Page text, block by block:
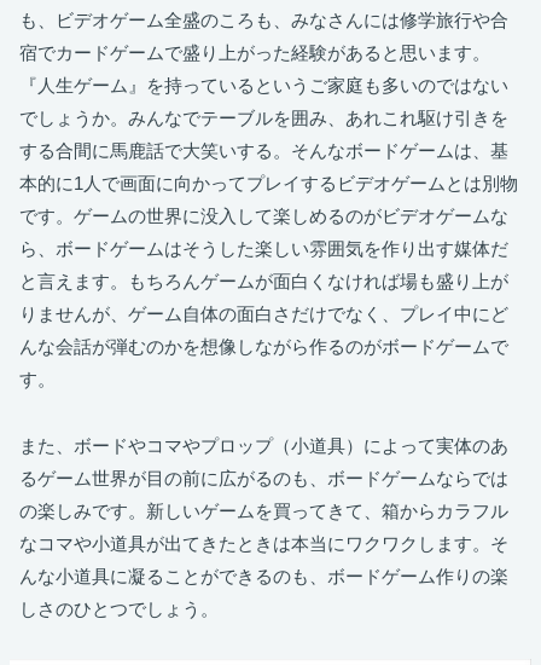
も、ビデオゲーム全盛のころも、みなさんには修学旅行や合
宿でカードゲームで盛り上がった経験があると思います。
『人生ゲーム』を持っているというご家庭も多いのではない
でしょうか。みんなでテーブルを囲み、あれこれ駆け引きを
する合間に馬鹿話で大笑いする。そんなボードゲームは、基
本的に1人で画面に向かってプレイするビデオゲームとは別物
です。ゲームの世界に没入して楽しめるのがビデオゲームな
ら、ボードゲームはそうした楽しい雰囲気を作り出す媒体だ
と言えます。もちろんゲームが面白くなければ場も盛り上が
りませんが、ゲーム自体の面白さだけでなく、プレイ中にど
んな会話が弾むのかを想像しながら作るのがボードゲームで
す。
また、ボードやコマやプロップ（小道具）によって実体のあ
るゲーム世界が目の前に広がるのも、ボードゲームならでは
の楽しみです。新しいゲームを買ってきて、箱からカラフル
なコマや小道具が出てきたときは本当にワクワクします。そ
んな小道具に凝ることができるのも、ボードゲーム作りの楽
しさのひとつでしょう。